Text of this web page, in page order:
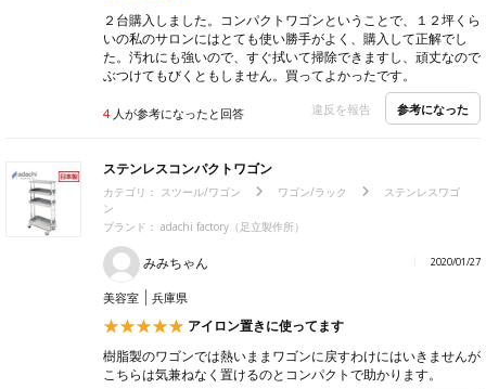
２台購入しました。コンパクトワゴンということで、１２坪くら
いの私のサロンにはとても使い勝手がよく、購入して正解でし
た。汚れにも強いので、すぐ拭いて掃除できますし、頑丈なので
ぶつけてもびくともしません。買ってよかったです。
4人が参考になったと回答 違反を報告 参考になった
ステンレスコンパクトワゴン
カテゴリ： スツール/ワゴン ワゴン/ラック
ステンレスワゴ
ン
ブランド： adachi factory（足立製作所）
みみちゃん 2020/01/27
美容室 兵庫県
アイロン置きに使ってます
樹脂製のワゴンでは熱いままワゴンに戻すわけにはいきませんが
こちらは気兼ねなく置けるのとコンパクトで助かります。